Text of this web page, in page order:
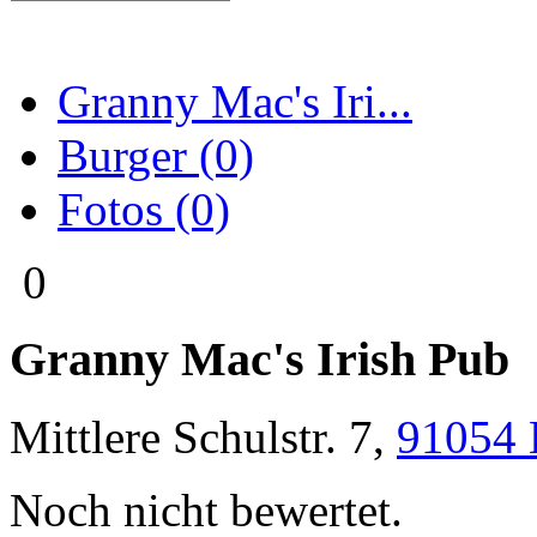
Granny Mac's Iri...
Burger (0)
Fotos (0)
0
Granny Mac's Irish Pub
Mittlere Schulstr. 7, 91054
Noch nicht bewertet.